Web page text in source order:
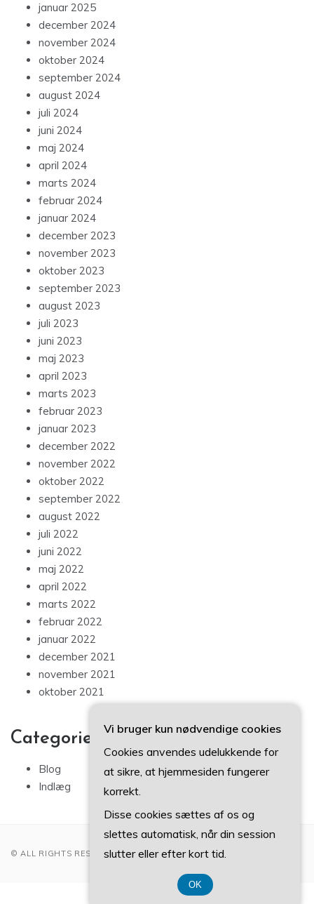
januar 2025
december 2024
november 2024
oktober 2024
september 2024
august 2024
juli 2024
juni 2024
maj 2024
april 2024
marts 2024
februar 2024
januar 2024
december 2023
november 2023
oktober 2023
september 2023
august 2023
juli 2023
juni 2023
maj 2023
april 2023
marts 2023
februar 2023
januar 2023
december 2022
november 2022
oktober 2022
september 2022
august 2022
juli 2022
juni 2022
maj 2022
april 2022
marts 2022
februar 2022
januar 2022
december 2021
november 2021
oktober 2021
Categories
Blog
Indlæg
© ALL RIGHTS RESERVED 2022
Vi bruger kun nødvendige cookies
Cookies anvendes udelukkende for
at sikre, at hjemmesiden fungerer
korrekt.
Disse cookies sættes af os og
slettes automatisk, når din session
slutter eller efter kort tid.
OK